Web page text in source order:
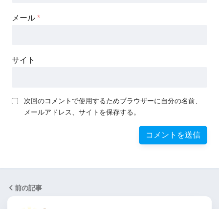
メール *
サイト
次回のコメントで使用するためブラウザーに自分の名前、
メールアドレス、サイトを保存する。
前の記事